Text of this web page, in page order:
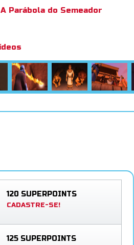
A Parábola do Semeador
120 SUPERPOINTS
CADASTRE-SE!
125 SUPERPOINTS